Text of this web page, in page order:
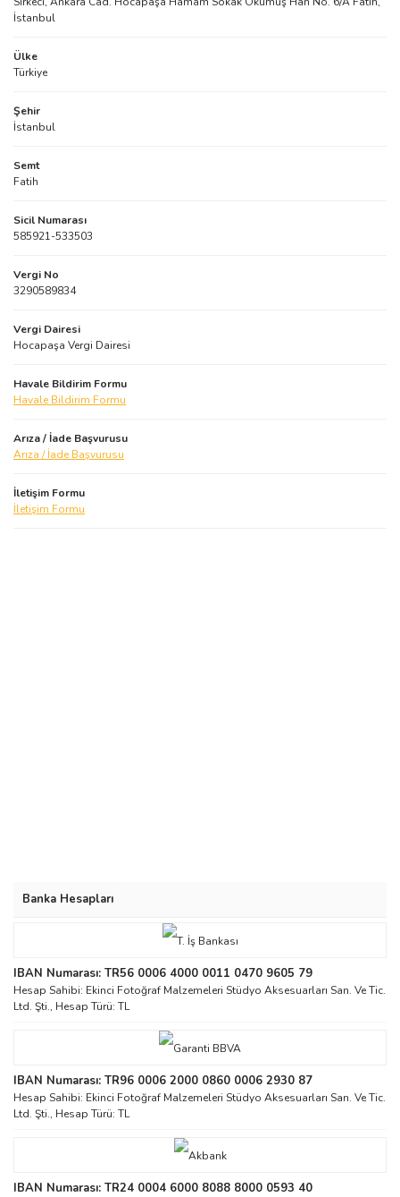
İstanbul
Ülke
Türkiye
Şehir
İstanbul
Semt
Fatih
Sicil Numarası
585921-533503
Vergi No
3290589834
Vergi Dairesi
Hocapaşa Vergi Dairesi
Havale Bildirim Formu
Havale Bildirim Formu
Arıza / İade Başvurusu
Arıza / İade Başvurusu
İletişim Formu
İletişim Formu
Banka Hesapları
IBAN Numarası: TR56 0006 4000 0011 0470 9605 79
Hesap Sahibi: Ekinci Fotoğraf Malzemeleri Stüdyo Aksesuarları San. Ve Tic.
Ltd. Şti., Hesap Türü: TL
IBAN Numarası: TR96 0006 2000 0860 0006 2930 87
Hesap Sahibi: Ekinci Fotoğraf Malzemeleri Stüdyo Aksesuarları San. Ve Tic.
Ltd. Şti., Hesap Türü: TL
IBAN Numarası: TR24 0004 6000 8088 8000 0593 40